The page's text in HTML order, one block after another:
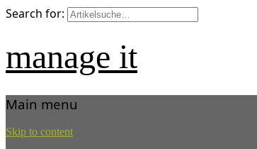
Search for:
manage it
Main menu
Skip to content